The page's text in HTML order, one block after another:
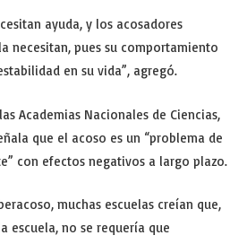
ayuda, y los acosadores
necesitan, pues su comportamiento
en su vida”, agregó.
Academias Nacionales de Ciencias,
que el acoso es un “problema de
con efectos negativos a largo plazo.
muchas escuelas creían que,
escuela, no se requería que